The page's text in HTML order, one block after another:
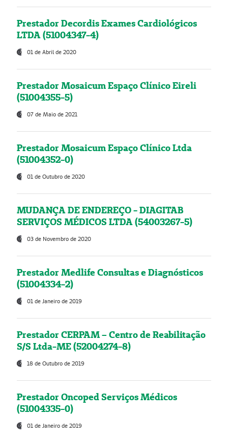
Prestador Decordis Exames Cardiológicos
LTDA (51004347-4)
01 de Abril de 2020
Prestador Mosaicum Espaço Clínico Eireli
(51004355-5)
07 de Maio de 2021
Prestador Mosaicum Espaço Clínico Ltda
(51004352-0)
01 de Outubro de 2020
MUDANÇA DE ENDEREÇO - DIAGITAB
SERVIÇOS MÉDICOS LTDA (54003267-5)
03 de Novembro de 2020
Prestador Medlife Consultas e Diagnósticos
(51004334-2)
01 de Janeiro de 2019
Prestador CERPAM – Centro de Reabilitação
S/S Ltda-ME (52004274-8)
18 de Outubro de 2019
Prestador Oncoped Serviços Médicos
(51004335-0)
01 de Janeiro de 2019